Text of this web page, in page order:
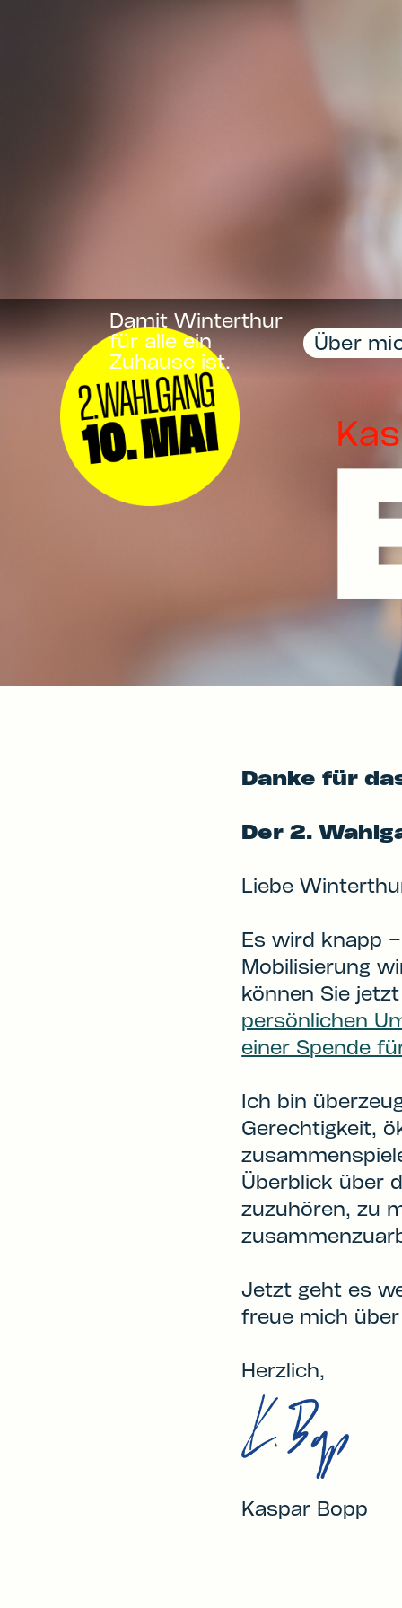
Damit Winterthur
für alle ein
Zuhause ist.
Über
Danke für
Der 2.
Liebe
Es wird knapp
Mobilisierung
können Sie
persönlichen
einer Spende
Ich bin
Gerechtigkeit,
Überblick über
zuzuhören, zu
Jetzt geht es
freue mich
Herzlich,
Kaspar Bopp